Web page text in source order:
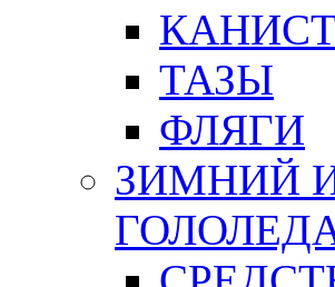
ТАЗЫ
ФЛЯГИ
ЗИМНИЙ